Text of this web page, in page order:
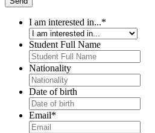
I am interested in...*
Student Full Name
Nationality
Date of birth
Email*